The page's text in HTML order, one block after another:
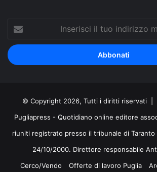
Inserisci
tuo
indirizzo
mail
© Copyright 2026, Tutti i diritti riservati |
Pugliapress - Quotidiano online editore
riuniti registrato presso il tribunale di
24/10/2000. Direttore responsabile
Cerco/Vendo
Offerte di lavoro Puglia